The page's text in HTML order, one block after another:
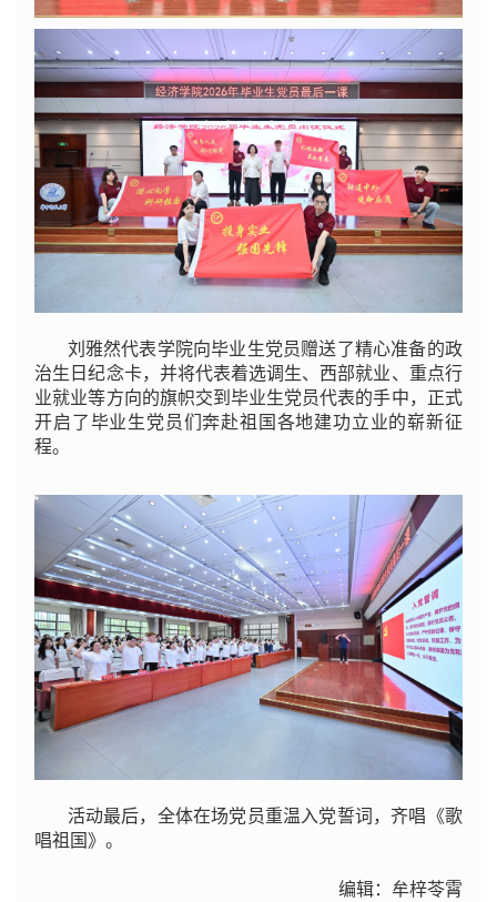
刘雅然代表学院向毕业生党员赠送了精心准备的政
治生日纪念卡，并将代表着选调生、西部就业、重点行
业就业等方向的旗帜交到毕业生党员代表的手中，正式
开启了毕业生党员们奔赴祖国各地建功立业的崭新征
程。
活动最后，全体在场党员重温入党誓词，齐唱《歌
唱祖国》。
编辑：牟梓苓霄